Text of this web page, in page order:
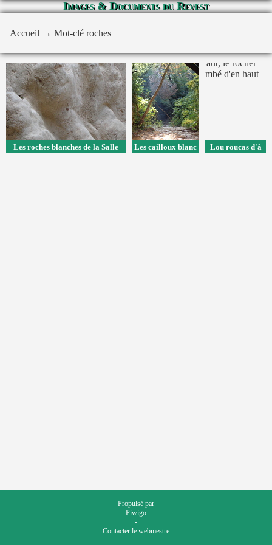
Images & Documents du Revest
Accueil → Mot-clé roches
Les roches blanches de la Salle
Les cailloux blanc
Lou roucas d'à
Propulsé par
Piwigo
-
Contacter le webmestre